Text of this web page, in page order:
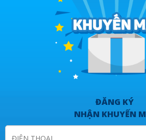
ĐĂNG KÝ
NHẬN KHUYẾN